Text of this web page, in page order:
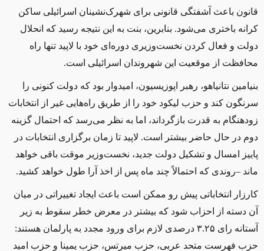
قانون باعث آشفتگی قانونی برای شهرک‌نشینان اسرائیلی ساکن
کرانه باختری می‌شود. بنابرین، بنت به این نتیجه رسید که انحلال
دولت و فعال کردن نخست‌وزیری دوره‌ای خود با لاپید تنها راه
محافظت از موقعیت این شهروندان اسرائیلی است.
بنیامین نتانیاهو، رهبر اپوزیسیون، امیدوار بود که دولت کنونی را
سرنگون کند و حزب لیکود خود را از طریق راه‌هایی غیر از انتخابات
زودهنگام به قدرت بازگرداند، اما به نظر می‌رسد که احتمال گزینه
دوم در حال حاضر بیشتر است. لاپید تا زمان برگزاری انتخابات در
پاییز امسال و تشکیل دولت جدید، نخست‌وزیر موقت باقی خواهد
ماند –روندی که احتمالاً چند ماه پس از اخذ آرا طول خواهد کشید.
کارزار انتخاباتی پیش رو ممکن است باعث ایجاد تغییراتی در میان
آن دسته از احزاب شود که بیشتر در معرض خطر سقوط به زیر
آستانه رای ۳.۲۵ درصدی لازم برای ورود مجدد به پارلمان هستند:
حزب فهرست متحد عربی، حزب میرتس، حزب یمینا و حزب امید